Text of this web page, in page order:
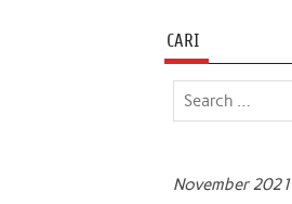
CARI
November 2021